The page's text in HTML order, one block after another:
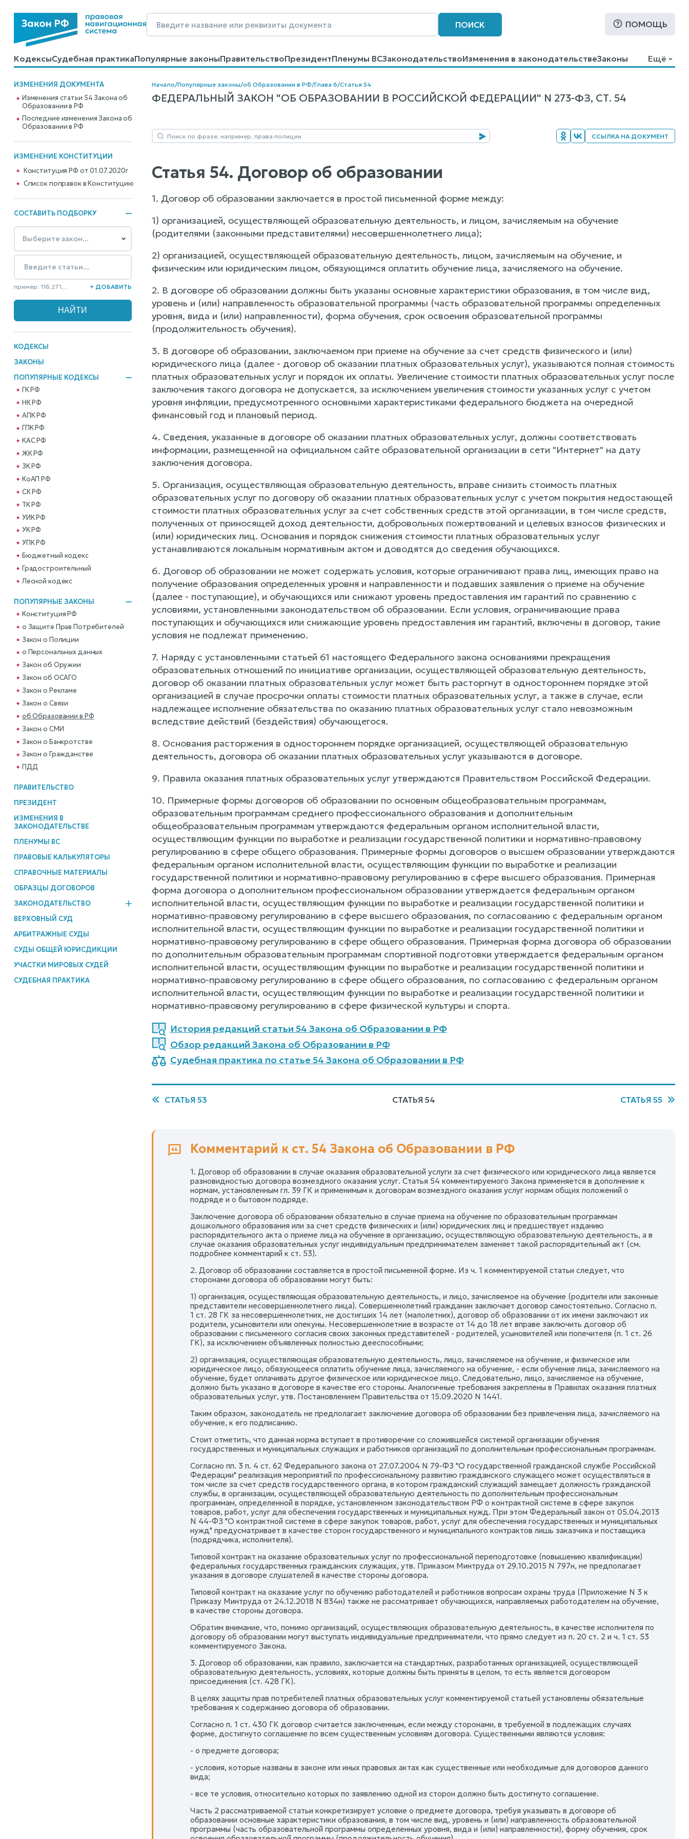
ПОИСК ПОМОЩЬ
КодексыСудебная практикаПопулярные законыПравительствоПрезидентПленумы ВСЗаконодательствоИзменения в законодательствеЗаконы
КалькуляторыСправочные материалыОбразцы договоровКонтактыПомощьПоиск
Ещё
ИЗМЕНЕНИЯ ДОКУМЕНТА
Изменения статьи 54 Закона об
Образовании в РФ
Последние изменения Закона об
Образовании в РФ
ИЗМЕНЕНИЕ КОНСТИТУЦИИ
Конституция РФ от 01.07.2020г
Cписок поправок в Конституцию
СОСТАВИТЬ ПОДБОРКУ
пример: 116,271,... + ДОБАВИТЬ
КОДЕКСЫ
ЗАКОНЫ
ПОПУЛЯРНЫЕ КОДЕКСЫ
ГК РФ
НК РФ
АПК РФ
ГПК РФ
КАС РФ
ЖК РФ
ЗК РФ
КоАП РФ
СК РФ
ТК РФ
УИК РФ
УК РФ
УПК РФ
Бюджетный кодекс
Градостроительный
Лесной кодекс
ПОПУЛЯРНЫЕ ЗАКОНЫ
Конституция РФ
о Защите Прав Потребителей
Закон о Полиции
о Персональных данных
Закон об Оружии
Закон об ОСАГО
Закон о Рекламе
Закон о Связи
об Образовании в РФ
Закон о СМИ
Закон о Банкротстве
Закон о Гражданстве
ПДД
ПРАВИТЕЛЬСТВО
ПРЕЗИДЕНТ
ИЗМЕНЕНИЯ В
ЗАКОНОДАТЕЛЬСТВЕ
ПЛЕНУМЫ ВС
ПРАВОВЫЕ КАЛЬКУЛЯТОРЫ
СПРАВОЧНЫЕ МАТЕРИАЛЫ
ОБРАЗЦЫ ДОГОВОРОВ
ЗАКОНОДАТЕЛЬСТВО
ВЕРХОВНЫЙ СУД
АРБИТРАЖНЫЕ СУДЫ
СУДЫ ОБЩЕЙ ЮРИСДИКЦИИ
УЧАСТКИ МИРОВЫХ СУДЕЙ
СУДЕБНАЯ ПРАКТИКА
Начало/Популярные законы/об Образовании в РФ/Глава 6/Статья 54
ФЕДЕРАЛЬНЫЙ ЗАКОН "ОБ ОБРАЗОВАНИИ В РОССИЙСКОЙ ФЕДЕРАЦИИ" N 273-ФЗ, СТ. 54
ССЫЛКА НА ДОКУМЕНТ
Статья 54. Договор об образовании
1. Договор об образовании заключается в простой письменной форме между:
1) организацией, осуществляющей образовательную деятельность, и лицом, зачисляемым на обучение
(родителями (законными представителями) несовершеннолетнего лица);
2) организацией, осуществляющей образовательную деятельность, лицом, зачисляемым на обучение, и
физическим или юридическим лицом, обязующимся оплатить обучение лица, зачисляемого на обучение.
2. В договоре об образовании должны быть указаны основные характеристики образования, в том числе вид,
уровень и (или) направленность образовательной программы (часть образовательной программы определенных
уровня, вида и (или) направленности), форма обучения, срок освоения образовательной программы
(продолжительность обучения).
3. В договоре об образовании, заключаемом при приеме на обучение за счет средств физического и (или)
юридического лица (далее - договор об оказании платных образовательных услуг), указываются полная стоимость
платных образовательных услуг и порядок их оплаты. Увеличение стоимости платных образовательных услуг после
заключения такого договора не допускается, за исключением увеличения стоимости указанных услуг с учетом
уровня инфляции, предусмотренного основными характеристиками федерального бюджета на очередной
финансовый год и плановый период.
4. Сведения, указанные в договоре об оказании платных образовательных услуг, должны соответствовать
информации, размещенной на официальном сайте образовательной организации в сети "Интернет" на дату
заключения договора.
5. Организация, осуществляющая образовательную деятельность, вправе снизить стоимость платных
образовательных услуг по договору об оказании платных образовательных услуг с учетом покрытия недостающей
стоимости платных образовательных услуг за счет собственных средств этой организации, в том числе средств,
полученных от приносящей доход деятельности, добровольных пожертвований и целевых взносов физических и
(или) юридических лиц. Основания и порядок снижения стоимости платных образовательных услуг
устанавливаются локальным нормативным актом и доводятся до сведения обучающихся.
6. Договор об образовании не может содержать условия, которые ограничивают права лиц, имеющих право на
получение образования определенных уровня и направленности и подавших заявления о приеме на обучение
(далее - поступающие), и обучающихся или снижают уровень предоставления им гарантий по сравнению с
условиями, установленными законодательством об образовании. Если условия, ограничивающие права
поступающих и обучающихся или снижающие уровень предоставления им гарантий, включены в договор, такие
условия не подлежат применению.
7. Наряду с установленными статьей 61 настоящего Федерального закона основаниями прекращения
образовательных отношений по инициативе организации, осуществляющей образовательную деятельность,
договор об оказании платных образовательных услуг может быть расторгнут в одностороннем порядке этой
организацией в случае просрочки оплаты стоимости платных образовательных услуг, а также в случае, если
надлежащее исполнение обязательства по оказанию платных образовательных услуг стало невозможным
вследствие действий (бездействия) обучающегося.
8. Основания расторжения в одностороннем порядке организацией, осуществляющей образовательную
деятельность, договора об оказании платных образовательных услуг указываются в договоре.
9. Правила оказания платных образовательных услуг утверждаются Правительством Российской Федерации.
10. Примерные формы договоров об образовании по основным общеобразовательным программам,
образовательным программам среднего профессионального образования и дополнительным
общеобразовательным программам утверждаются федеральным органом исполнительной власти,
осуществляющим функции по выработке и реализации государственной политики и нормативно-правовому
регулированию в сфере общего образования. Примерные формы договоров о высшем образовании утверждаются
федеральным органом исполнительной власти, осуществляющим функции по выработке и реализации
государственной политики и нормативно-правовому регулированию в сфере высшего образования. Примерная
форма договора о дополнительном профессиональном образовании утверждается федеральным органом
исполнительной власти, осуществляющим функции по выработке и реализации государственной политики и
нормативно-правовому регулированию в сфере высшего образования, по согласованию с федеральным органом
исполнительной власти, осуществляющим функции по выработке и реализации государственной политики и
нормативно-правовому регулированию в сфере общего образования. Примерная форма договора об образовании
по дополнительным образовательным программам спортивной подготовки утверждается федеральным органом
исполнительной власти, осуществляющим функции по выработке и реализации государственной политики и
нормативно-правовому регулированию в сфере общего образования, по согласованию с федеральным органом
исполнительной власти, осуществляющим функции по выработке и реализации государственной политики и
нормативно-правовому регулированию в сфере физической культуры и спорта.
История редакций статьи 54 Закона об Образовании в РФ
Обзор редакций Закона об Образовании в РФ
Судебная практика по статье 54 Закона об Образовании в РФ
СТАТЬЯ 53 СТАТЬЯ 54 СТАТЬЯ 55
Комментарий к ст. 54 Закона об Образовании в РФ
1. Договор об образовании в случае оказания образовательной услуги за счет физического или юридического лица является
разновидностью договора возмездного оказания услуг. Статья 54 комментируемого Закона применяется в дополнение к
нормам, установленным гл. 39 ГК и применимым к договорам возмездного оказания услуг нормам общих положений о
подряде и о бытовом подряде.
Заключение договора об образовании обязательно в случае приема на обучение по образовательным программам
дошкольного образования или за счет средств физических и (или) юридических лиц и предшествует изданию
распорядительного акта о приеме лица на обучение в организацию, осуществляющую образовательную деятельность, а в
случае оказания образовательных услуг индивидуальным предпринимателем заменяет такой распорядительный акт (см.
подробнее комментарий к ст. 53).
2. Договор об образовании составляется в простой письменной форме. Из ч. 1 комментируемой статьи следует, что
сторонами договора об образовании могут быть:
1) организация, осуществляющая образовательную деятельность, и лицо, зачисляемое на обучение (родители или законные
представители несовершеннолетнего лица). Совершеннолетний гражданин заключает договор самостоятельно. Согласно п.
1 ст. 28 ГК за несовершеннолетних, не достигших 14 лет (малолетних), договор об образовании от их имени заключают их
родители, усыновители или опекуны. Несовершеннолетние в возрасте от 14 до 18 лет вправе заключить договор об
образовании с письменного согласия своих законных представителей - родителей, усыновителей или попечителя (п. 1 ст. 26
ГК), за исключением объявленных полностью дееспособными;
2) организация, осуществляющая образовательную деятельность, лицо, зачисляемое на обучение, и физическое или
юридическое лицо, обязующееся оплатить обучение лица, зачисляемого на обучение, - если обучение лица, зачисляемого на
обучение, будет оплачивать другое физическое или юридическое лицо. Следовательно, лицо, зачисляемое на обучение,
должно быть указано в договоре в качестве его стороны. Аналогичные требования закреплены в Правилах оказания платных
образовательных услуг, утв. Постановлением Правительства от 15.09.2020 N 1441.
Таким образом, законодатель не предполагает заключение договора об образовании без привлечения лица, зачисляемого на
обучение, к его подписанию.
Стоит отметить, что данная норма вступает в противоречие со сложившейся системой организации обучения
государственных и муниципальных служащих и работников организаций по дополнительным профессиональным программам.
Согласно пп. 3 п. 4 ст. 62 Федерального закона от 27.07.2004 N 79-ФЗ "О государственной гражданской службе Российской
Федерации" реализация мероприятий по профессиональному развитию гражданского служащего может осуществляться в
том числе за счет средств государственного органа, в котором гражданский служащий замещает должность гражданской
службы, в организации, осуществляющей образовательную деятельность по дополнительным профессиональным
программам, определенной в порядке, установленном законодательством РФ о контрактной системе в сфере закупок
товаров, работ, услуг для обеспечения государственных и муниципальных нужд. При этом Федеральный закон от 05.04.2013
N 44-ФЗ "О контрактной системе в сфере закупок товаров, работ, услуг для обеспечения государственных и муниципальных
нужд" предусматривает в качестве сторон государственного и муниципального контрактов лишь заказчика и поставщика
(подрядчика, исполнителя).
Типовой контракт на оказание образовательных услуг по профессиональной переподготовке (повышению квалификации)
федеральных государственных гражданских служащих, утв. Приказом Минтруда от 29.10.2015 N 797н, не предполагает
указания в договоре слушателей в качестве стороны договора.
Типовой контракт на оказание услуг по обучению работодателей и работников вопросам охраны труда (Приложение N 3 к
Приказу Минтруда от 24.12.2018 N 834н) также не рассматривает обучающихся, направляемых работодателем на обучение,
в качестве стороны договора.
Обратим внимание, что, помимо организаций, осуществляющих образовательную деятельность, в качестве исполнителя по
договору об образовании могут выступать индивидуальные предприниматели, что прямо следует из п. 20 ст. 2 и ч. 1 ст. 53
комментируемого Закона.
3. Договор об образовании, как правило, заключается на стандартных, разработанных организацией, осуществляющей
образовательную деятельность, условиях, которые должны быть приняты в целом, то есть является договором
присоединения (ст. 428 ГК).
В целях защиты прав потребителей платных образовательных услуг комментируемой статьей установлены обязательные
требования к содержанию договора об образовании.
Согласно п. 1 ст. 430 ГК договор считается заключенным, если между сторонами, в требуемой в подлежащих случаях
форме, достигнуто соглашение по всем существенным условиям договора. Существенными являются условия:
- о предмете договора;
- условия, которые названы в законе или иных правовых актах как существенные или необходимые для договоров данного
вида;
- все те условия, относительно которых по заявлению одной из сторон должно быть достигнуто соглашение.
Часть 2 рассматриваемой статьи конкретизирует условие о предмете договора, требуя указывать в договоре об
образовании основные характеристики образования, в том числе вид, уровень и (или) направленность образовательной
программы (часть образовательной программы определенных уровня, вида и (или) направленности), форму обучения, срок